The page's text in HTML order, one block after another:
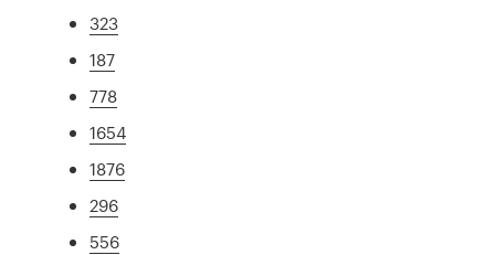
323
187
778
1654
1876
296
556